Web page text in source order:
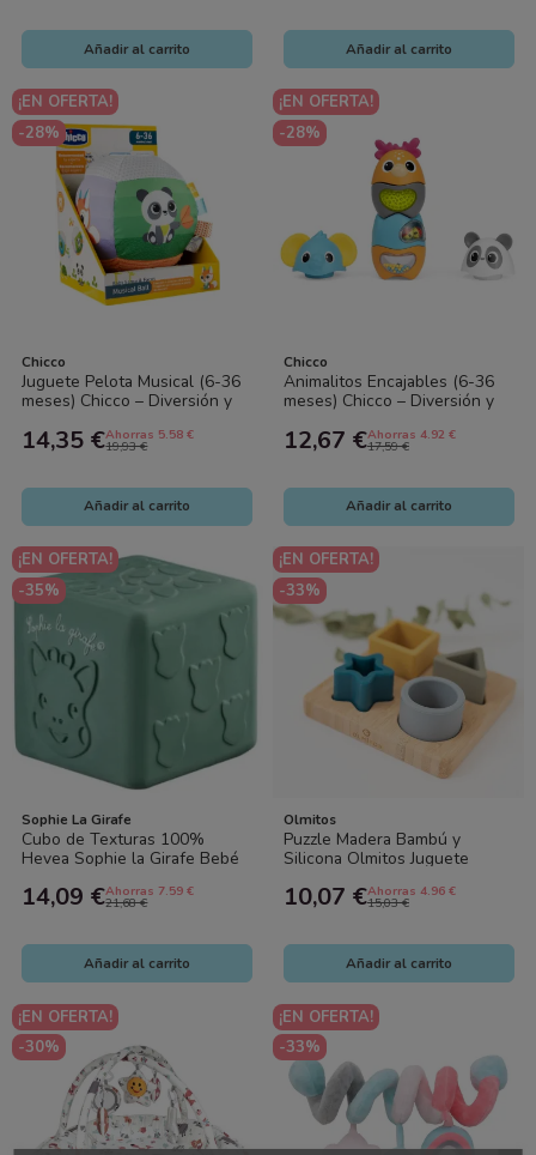
Añadir al carrito Añadir al carrito
¡EN OFERTA!
-28%
Chicco
Juguete Pelota Musical (6-36
meses) Chicco – Diversión y
bebé
14,35 €Ahorras 5.58 €
19,93 €
Añadir al carrito
¡EN OFERTA!
-28%
Chicco
Animalitos Encajables (6-36
meses) Chicco – Diversión y
bebés
12,67 €Ahorras 4.92 €
17,59 €
Añadir al carrito
¡EN OFERTA!
-35%
Sophie La Girafe
Cubo de Texturas 100%
Hevea Sophie la Girafe Bebé
14,09 €Ahorras 7.59 €
21,68 €
Añadir al carrito
¡EN OFERTA!
-33%
Olmitos
Puzzle Madera Bambú y
Silicona Olmitos Juguete
10,07 €Ahorras 4.96 €
15,03 €
Añadir al carrito
¡EN OFERTA!
-30%
¡EN OFERTA!
-33%